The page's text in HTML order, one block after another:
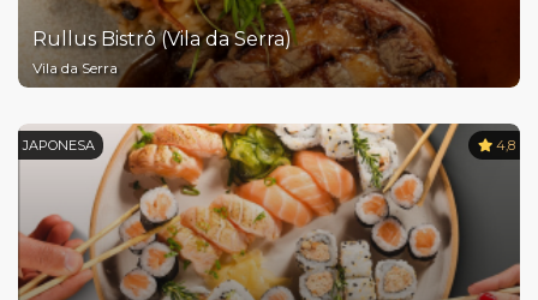
Rullus Bistrô (Vila da Serra)
Vila da Serra
JAPONESA 4,8